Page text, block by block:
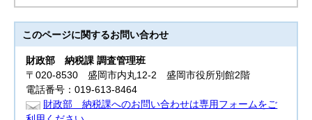
このページに関するお問い合わせ
財政部納税課 調査管理班
〒020-8530 盛岡市内丸12-2 盛岡市役所別館2階
電話番号：019-613-8464
財政部 納税課へのお問い合わせは専用フォームをご